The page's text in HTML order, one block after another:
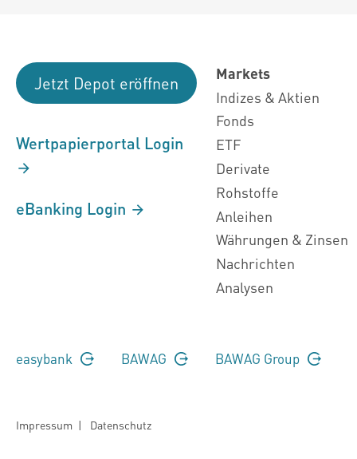
Jetzt Depot eröffnen
Wertpapierportal Login
eBanking Login
Markets
Indizes & Aktien
Fonds
ETF
Derivate
Rohstoffe
Anleihen
Währungen & Zinsen
Nachrichten
Analysen
easybank BAWAG BAWAG Group
Impressum | Datenschutz